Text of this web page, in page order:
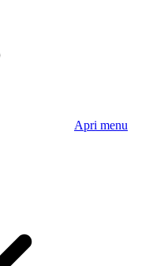
Apri menu